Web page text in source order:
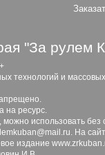
"За рулем
технологий и
на ресурс.
использовать без
На
издание